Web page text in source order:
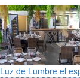
Luz de Lumbre el